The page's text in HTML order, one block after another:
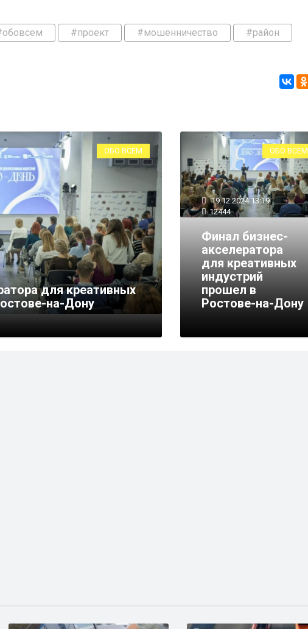
#проект #мошенничество #район
ОБО ВСЕМ
для креативных
на-Дону
ОБО ВСЕМ
19.12.2024 13:19
12444
Финал бизнес-
акселератора
для креативных
индустрий
прошел в
Ростове-на-Дону